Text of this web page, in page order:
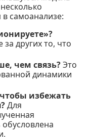
самоанализе:
других то, что
чем связь?Это
динамики
избежать
Для